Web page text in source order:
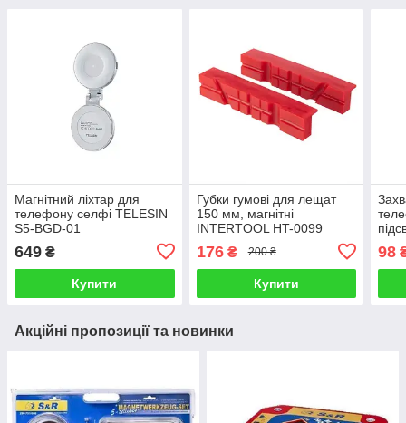
Магнітний ліхтар для
телефону селфі TELESIN
S5-BGD-01
649 ₴
Купити
Губки гумові для лещат
150 мм, магнітні
INTERTOOL HT-0099
176₴ 200 ₴
Купити
ET-
98
Акційні пропозиції та новинки